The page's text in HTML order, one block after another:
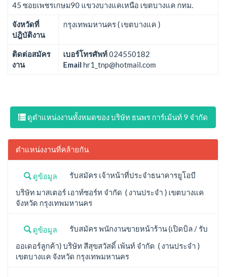
45 ซอยเพชรเกษม90 แขวงบางแคเหนือ เขตบางแค กทม.
จังหวัดที่
ปฎิบัติงาน
กรุงเทพมหานคร ( เขตบางแค )
ติดต่อสมัคร
งาน
เบอร์โทรศัพท์024550182
Email hr1_tnp@hotmail.com
ดูตำแหน่งงานทั้งหมดของ บริษัท ธนพร การ์เม้นท์ 9 จำกัด
ตำแหน่งงานที่คล้ายกัน
ดูข้อมูล
รับสมัคร เจ้าหน้าที่ประจำธนาคารยูโอบี
บริษัท มาสเตอร์ เอาท์ซอร์ท จำกัด ( งานประจำ ) เขตบางแค
จังหวัด กรุงเทพมหานคร
ดูข้อมูล
รับสมัคร พนักงานขายหน้าร้าน (เปิดบิล / รับ
ออเดอร์ลูกค้า) บริษัท สีสุขสวัสดิ์ เพ้นท์ จำกัด ( งานประจำ )
เขตบางแค จังหวัด กรุงเทพมหานคร